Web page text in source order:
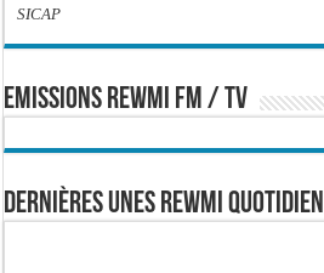
SICAP
EMISSIONS REWMI FM / TV
Dernières Unes Rewmi Quotidien